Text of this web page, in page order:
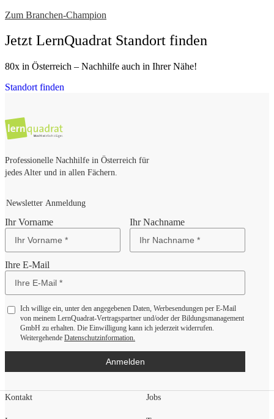
Zum Branchen-Champion
Jetzt LernQuadrat Standort finden
80x in Österreich – Nachhilfe auch in Ihrer Nähe!
Standort finden
Professionelle Nachhilfe in Österreich für
jedes Alter und in allen Fächern.
Newsletter Anmeldung
Ihr Vorname Ihr Nachname
Ihre E-Mail
Ich willige ein, unter den angegebenen Daten, Werbesendungen per E-Mail
von meinem LernQuadrat-Vertragspartner und/oder der Bildungsmanagement
GmbH zu erhalten. Die Einwilligung kann ich jederzeit widerrufen.
Weitergehende Datenschutzinformation.
Anmelden
Kontakt Jobs